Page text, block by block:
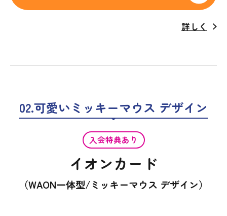
詳しく
02.可愛いミッキーマウス デザイン
入会特典あり
イオンカード
（WAON一体型/ミッキーマウス デザイン）